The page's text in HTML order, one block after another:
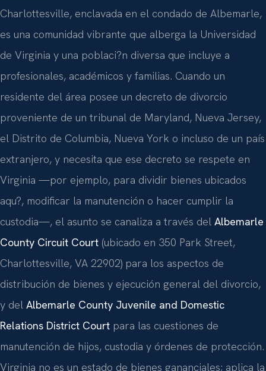
Charlottesville, enclavada en el condado de Albemarle,
es una comunidad vibrante que alberga la Universidad
de Virginia y una poblaci?n diversa que incluye a
profesionales, académicos y familias. Cuando un
residente del área posee un decreto de divorcio
proveniente de un tribunal de Maryland, Nueva Jersey,
el Distrito de Columbia, Nueva York o incluso de un país
extranjero, y necesita que ese decreto se respete en
Virginia —por ejemplo, para dividir bienes ubicados
aqu?, modificar la manutención o hacer cumplir la
custodia—, el asunto se canaliza a través del Albemarle
County Circuit Court (ubicado en 350 Park Street,
Charlottesville, VA 22902) para los aspectos de
distribución de bienes y ejecución general del divorcio,
y del Albemarle County Juvenile and Domestic
Relations District Court para las cuestiones de
manutención de hijos, custodia y órdenes de protección.
Virginia no es un estado de bienes gananciales; aplica la